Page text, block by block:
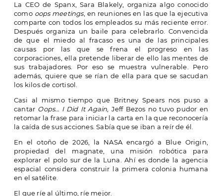
La CEO de Spanx, Sara Blakely, organiza algo conocido
como oops meetings, en reuniones en las que la ejecutiva
comparte con todos los empleados su más reciente error.
Después organiza un baile para celebrarlo. Convencida
de que el miedo al fracaso es una de las principales
causas por las que se frena el progreso en las
corporaciones, ella pretende liberar de ello las mentes de
sus trabajadores. Por eso se muestra vulnerable. Pero
además, quiere que se rían de ella para que se sacudan
los kilos de cortisol.
Casi al mismo tiempo que Britney Spears nos puso a
cantar Oops… I Did It Again , Jeff Bezos no tuvo pudor en
retomar la frase para iniciar la carta en la que reconocería
la caída de sus acciones. Sabía que se iban a reír de él.
En el otoño de 2026, la NASA encargó a Blue Origin,
propiedad del magnate, una misión robótica para
explorar el polo sur de la Luna. Ahí es donde la agencia
espacial considera construir la primera colonia humana
en el satélite.
El que ríe al último, ríe mejor.